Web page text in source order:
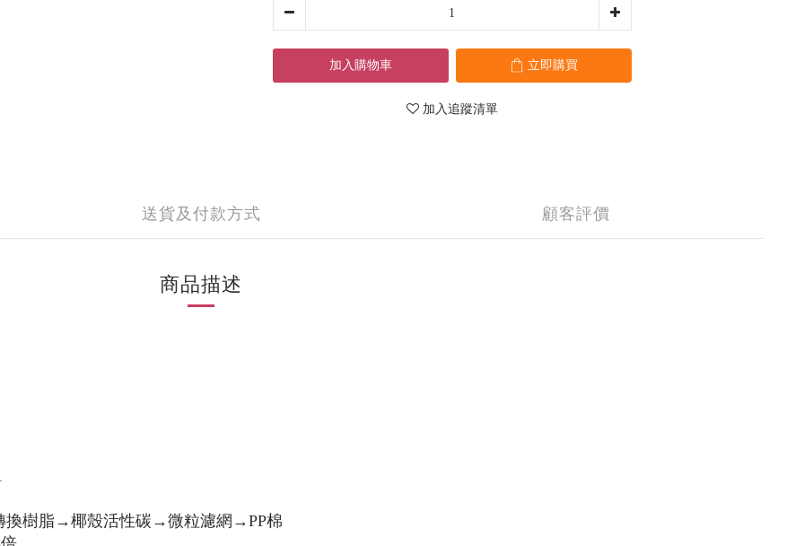
加入購物車 立即購買
加入追蹤清單
送貨及付款方式 顧客評價
商品描述
換樹脂→椰殼活性碳→微粒濾網→PP棉